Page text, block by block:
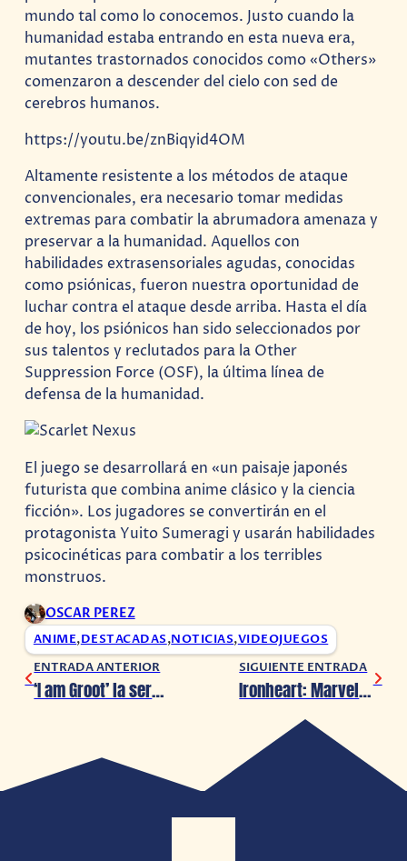
mundo tal como lo conocemos. Justo cuando la
humanidad estaba entrando en esta nueva era,
mutantes trastornados conocidos como «Others»
comenzaron a descender del cielo con sed de
cerebros humanos.
https://youtu.be/znBiqyid4OM
Altamente resistente a los métodos de ataque
convencionales, era necesario tomar medidas
extremas para combatir la abrumadora amenaza y
preservar a la humanidad. Aquellos con
habilidades extrasensoriales agudas, conocidas
como psiónicas, fueron nuestra oportunidad de
luchar contra el ataque desde arriba. Hasta el día
de hoy, los psiónicos han sido seleccionados por
sus talentos y reclutados para la Other
Suppression Force (OSF), la última línea de
defensa de la humanidad.
El juego se desarrollará en «un paisaje japonés
futurista que combina anime clásico y la ciencia
ficción». Los jugadores se convertirán en el
protagonista Yuito Sumeragi y usarán habilidades
psicocinéticas para combatir a los terribles
monstruos.
OSCAR PEREZ
ANIME,DESTACADAS,NOTICIAS,VIDEOJUEGOS
ENTRADA ANTERIOR
‘I am Groot’ la serie, confirmada para Disney+
SIGUIENTE ENTRADA
Ironheart: Marvel Studios presenta a Dominique Thorne como Riri Williams en la serie de Disney+